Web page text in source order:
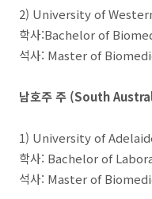
2) University of
학사:Bachelor of
석사: Master of
남호주 주 (South
1) University of
학사: Bachelor of
석사: Master of